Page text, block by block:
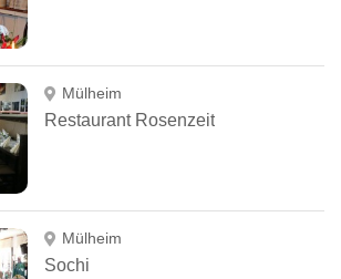
Mülheim
Restaurant Rosenzeit
Mülheim
Sochi